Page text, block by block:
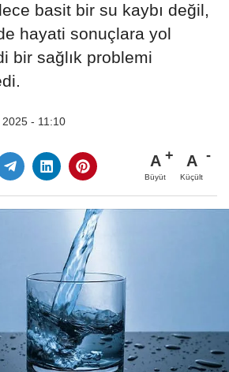
basit bir su kaybı değil,
hayati sonuçlara yol
bir sağlık problemi
- 11:10
A
Büyüt
A
Küçült